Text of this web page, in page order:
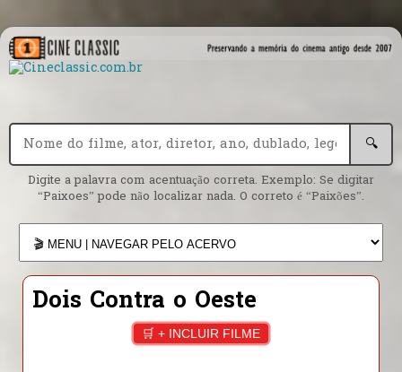
🔍
Digite a palavra com acentuação correta. Exemplo: Se digitar
“Paixoes” pode não localizar nada. O correto é “Paixões”.
Dois Contra o Oeste
🛒 + INCLUIR FILME